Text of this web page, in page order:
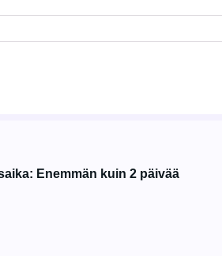
Enemmän kuin 2 päivää